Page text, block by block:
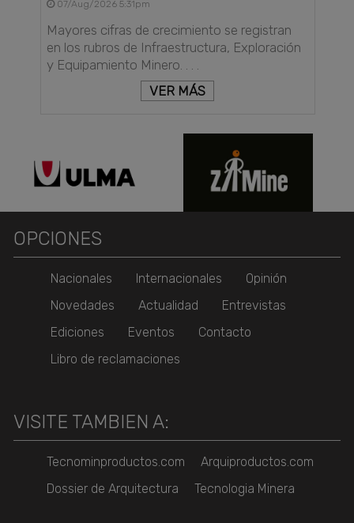
07/Aug/2026 5:31pm
Mayores cifras de crecimiento se registran
en los rubros de Infraestructura, Exploración
y Equipamiento Minero. . . .
VER MÁS
OPCIONES
Nacionales Internacionales
Opinión
Novedades
Actualidad
Entrevistas
Ediciones
Eventos
Contacto
Libro de reclamaciones
VISITE TAMBIEN A:
Tecnominproductos.com
Arquiproductos.com
Dossier de Arquitectura
Tecnologia Minera